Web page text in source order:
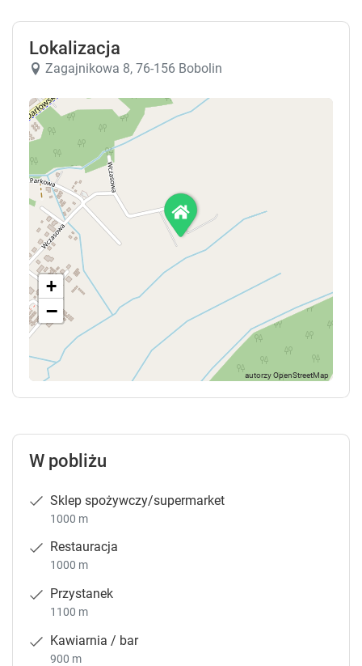
Lokalizacja
Zagajnikowa 8, 76-156 Bobolin
+
−
W pobliżu
Sklep spożywczy/supermarket
1000 m
Restauracja
1000 m
Przystanek
1100 m
Kawiarnia / bar
900 m